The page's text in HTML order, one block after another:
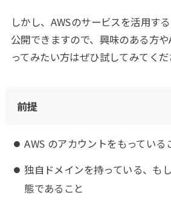
しかし、AWSのサービスを活用す
公開できますので、興味のある方
ってみたい方はぜひ試してみてくだ
前提
AWS のアカウントをもっている
独自ドメインを持っている、も
態であること